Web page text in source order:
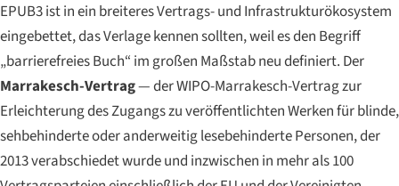
EPUB3 ist in ein breiteres Vertrags- und Infrastrukturökosystem
eingebettet, das Verlage kennen sollten, weil es den Begriff
„barrierefreies Buch“ im großen Maßstab neu definiert. Der
Marrakesch-Vertrag— der WIPO-Marrakesch-Vertrag zur
Erleichterung des Zugangs zu veröffentlichten Werken für blinde,
sehbehinderte oder anderweitig lesebehinderte Personen, der
2013 verabschiedet wurde und inzwischen in mehr als 100